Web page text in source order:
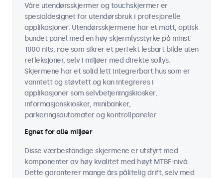
Våre utendørsskjermer og touchskjermer er
spesialdesignet for utendørsbruk i profesjonelle
applikasjoner. Utendørsskjermene har et matt, optisk
bundet panel med en høy skjermlysstyrke på minst
1000 nits, noe som sikrer et perfekt lesbart bilde uten
refleksjoner, selv i miljøer med direkte sollys.
Skjermene har et solid lett integrerbart hus som er
vanntett og støvtett og kan integreres i
applikasjoner som selvbetjeningskiosker,
informasjonskiosker, minibanker,
parkeringsautomater og kontrollpaneler.
Egnet for alle miljøer
Disse værbestandige skjermene er utstyrt med
komponenter av høy kvalitet med høyt MTBF-nivå.
Dette garanterer mange års pålitelig drift, selv med